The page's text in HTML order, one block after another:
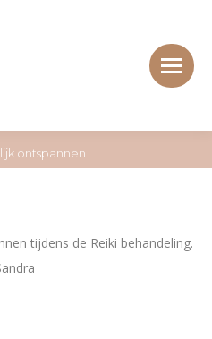
ontspannen
tijdens de Reiki behandeling.